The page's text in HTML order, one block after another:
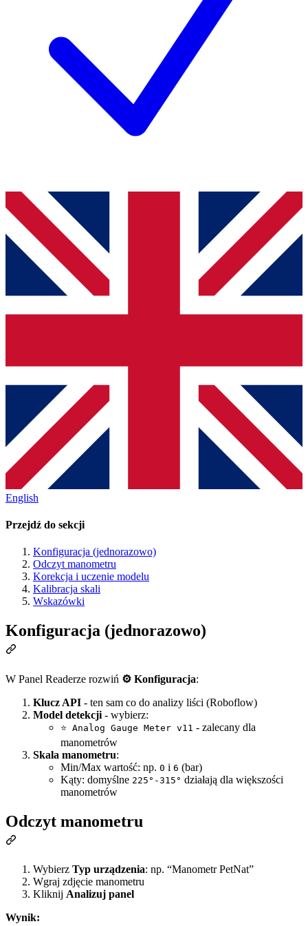
English
Przejdź do sekcji
Konfiguracja (jednorazowo)
Odczyt manometru
Korekcja i uczenie modelu
Kalibracja skali
Wskazówki
Konfiguracja (jednorazowo)
W Panel Readerze rozwiń ⚙️ Konfiguracja:
Klucz API - ten sam co do analizy liści (Roboflow)
Model detekcji - wybierz:
⭐ Analog Gauge Meter v11 - zalecany dla
manometrów
Skala manometru:
Min/Max wartość: np. 0 i 6 (bar)
Kąty: domyślne 225°-315° działają dla większości
manometrów
Odczyt manometru
Wybierz Typ urządzenia: np. “Manometr PetNat”
Wgraj zdjęcie manometru
Kliknij Analizuj panel
Wynik: